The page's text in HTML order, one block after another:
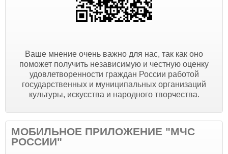
Ваше мнение очень важно для нас, так как оно
поможет получить независимую и честную оценку
удовлетворенности граждан России работой
государственных и муниципальных организаций
культуры, искусства и народного творчества.
МОБИЛЬНОЕ ПРИЛОЖЕНИЕ "МЧС
РОССИИ"